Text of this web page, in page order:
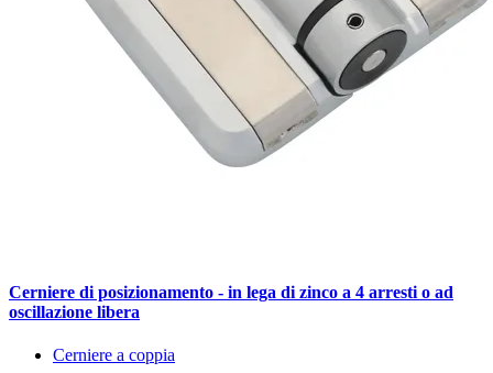
Cerniere di posizionamento - in lega di zinco a 4 arresti o ad
oscillazione libera
Cerniere a coppia